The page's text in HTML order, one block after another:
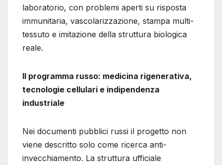
laboratorio, con problemi aperti su risposta
immunitaria, vascolarizzazione, stampa multi-
tessuto e imitazione della struttura biologica
reale.
Il programma russo: medicina rigenerativa,
tecnologie cellulari e indipendenza
industriale
Nei documenti pubblici russi il progetto non
viene descritto solo come ricerca anti-
invecchiamento. La struttura ufficiale